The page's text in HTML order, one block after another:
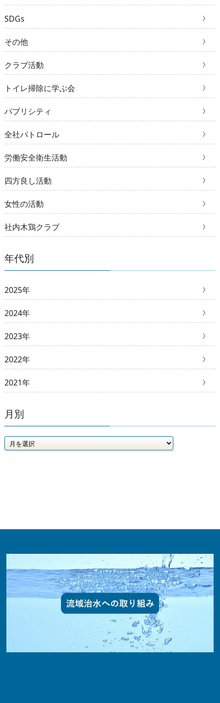
SDGs
その他
クラブ活動
トイレ掃除に学ぶ会
パブリシティ
全社パトロール
労働安全衛生活動
四方良し活動
女性の活動
社内木鶏クラブ
年代別
2025年
2024年
2023年
2022年
2021年
月別